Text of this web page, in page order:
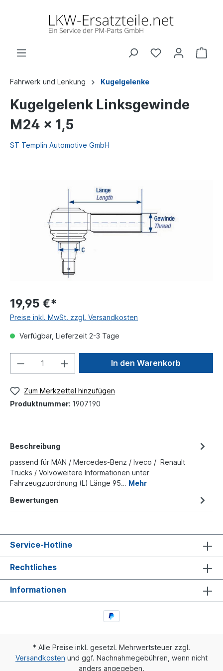
Fahrwerk und Lenkung Kugelgelenke
Kugelgelenk Linksgewinde
M24 x 1,5
ST Templin Automotive GmbH
19,95 €*
Preise inkl. MwSt. zzgl. Versandkosten
Verfügbar, Lieferzeit 2-3 Tage
In den Warenkorb
Zum Merkzettel hinzufügen
Produktnummer: 1907190
Beschreibung
passend für MAN / Mercedes-Benz / Iveco / Renault
Trucks / Volvoweitere Informationen unter
Fahrzeugzuordnung (L) Länge 95… Mehr
Bewertungen
Service-Hotline
Rechtliches
Informationen
* Alle Preise inkl. gesetzl. Mehrwertsteuer zzgl.
Versandkosten und ggf. Nachnahmegebühren, wenn nicht
anders angegeben.